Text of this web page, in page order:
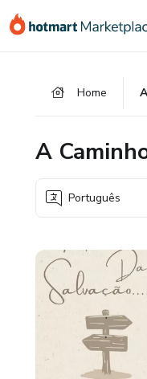
para
para
para
Home
A
Português